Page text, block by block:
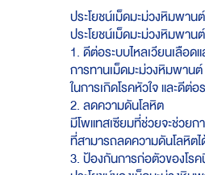
gallery
ประโยชน์เม็ดมะม่วงหิมพานต์
ประโยชน์เม็ดมะม่วงหิมพา
1. ดีต่อระบบไหลเวียนเลือดแ
การทานเม็ดมะม่วงหิมพาน
ในการเกิดโรคหัวใจ และดีต่
2. ลดความดันโลหิต
มีโพแทสเซียมที่ช่วยจะช่วยก
ที่สามารถลดความดันโลหิตไ
3. ป้องกันการก่อตัวของโร